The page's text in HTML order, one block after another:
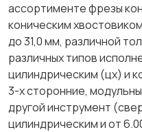
ассортименте фрезы
коническим
до 31,0 мм, различной
различных типов
цилиндрическим (цх) и
3-х сторонние,
другой инструмент
цилиндрическим и от